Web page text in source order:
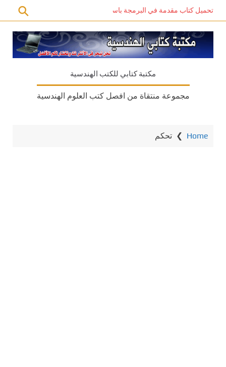
تحميل كتاب مقدمة في البرمجة باستخدام C# PDF – دليل المبتدئين للتعلم الذاتي
مكتبة كتابي للكتب الهندسية
مجموعة منتقاة من افصل كتب العلوم الهندسية
Home
❯ تحكم